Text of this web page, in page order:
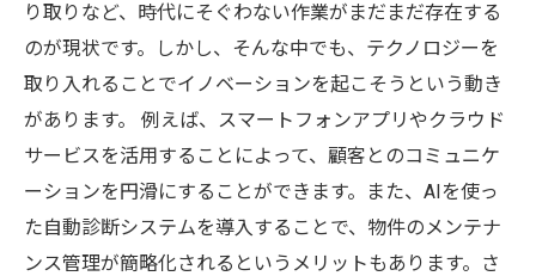
り取りなど、時代にそぐわない作業がまだまだ存在する
のが現状です。しかし、そんな中でも、テクノロジーを
取り入れることでイノベーションを起こそうという動き
があります。 例えば、スマートフォンアプリやクラウド
サービスを活用することによって、顧客とのコミュニケ
ーションを円滑にすることができます。また、AIを使っ
た自動診断システムを導入することで、物件のメンテナ
ンス管理が簡略化されるというメリットもあります。さ